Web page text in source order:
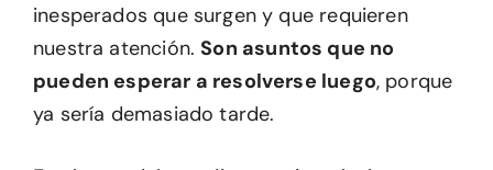
inesperados que surgen y que requieren
nuestra atención.Son asuntos que no
pueden esperar a resolverse luego, porque
ya sería demasiado tarde.